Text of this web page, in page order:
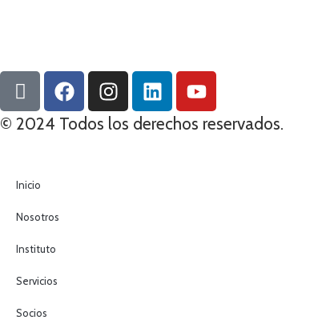
© 2024 Todos los derechos reservados.
Inicio
Nosotros
Instituto
Servicios
Socios